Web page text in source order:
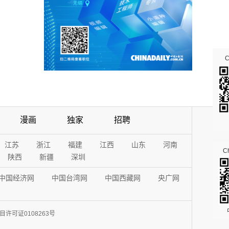
漫画 独家 招聘
江苏 浙江 福建 江西 山东
河南
陕西
新疆 深圳
国经济网 中国台湾网 中国西藏网 央广网
许可证0108263号